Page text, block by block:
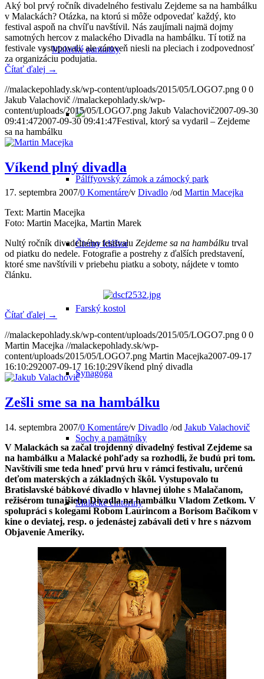
Malacké pamiatky
Pálffyovský zámok a zámocký park
Čierny kláštor
Farský kostol
Synagóga
Sochy a pamätníky
Malacké cintoríny
Ďalšie pozoruhodné miesta
Zaniknuté pamiatky
Aký bol prvý ročník divadelného festivalu Zejdeme sa na hambálku
v Malackách? Otázka, na ktorú si môže odpovedať každý, kto
festival aspoň na chvíľu navštívil. Nás zaujímali najmä dojmy
samotných hercov z malackého Divadla na hambálku. Tí totiž na
festivale vystupovali, ale zároveň niesli na pleciach i zodpovednosť
za organizáciu podujatia.
Čítať ďalej →
//malackepohlady.sk/wp-content/uploads/2015/05/LOGO7.png 0 0
Jakub Valachovič //malackepohlady.sk/wp-
content/uploads/2015/05/LOGO7.png Jakub Valachovič2007-09-30
09:41:472007-09-30 09:41:47Festival, ktorý sa vydaril – Zejdeme
sa na hambálku
Víkend plný divadla
17. septembra 2007/0 Komentáre/v Divadlo /od Martin Macejka
Text: Martin Macejka
Foto: Martin Macejka, Martin Marek
Nultý ročník divadelného festivalu Zejdeme sa na hambálku trval
od piatku do nedele. Fotografie a postrehy z ďalších predstavení,
ktoré sme navštívili v priebehu piatku a soboty, nájdete v tomto
článku.
Čítať ďalej →
//malackepohlady.sk/wp-content/uploads/2015/05/LOGO7.png 0 0
Martin Macejka //malackepohlady.sk/wp-
content/uploads/2015/05/LOGO7.png Martin Macejka2007-09-17
16:10:292007-09-17 16:10:29Víkend plný divadla
Zešli sme sa na hambálku
14. septembra 2007/0 Komentáre/v Divadlo /od Jakub Valachovič
V Malackách sa začal trojdenný divadelný festival Zejdeme sa
na hambálku a Malacké pohľady sa rozhodli, že budú pri tom.
Navštívili sme teda hneď prvú hru v rámci festivalu, určenú
deťom materských a základných škôl. Vystupovalo tu
Bratislavské bábkové divadlo v hlavnej úlohe s Malačanom,
režisérom tunajšieho Divadla na hambálku Vladom Zetkom. V
spolupráci s kolegami Robom Laurincom a Borisom Bačíkom v
kine o deviatej, resp. o jedenástej zabávali deti v hre s názvom
Objavenie Ameriky.